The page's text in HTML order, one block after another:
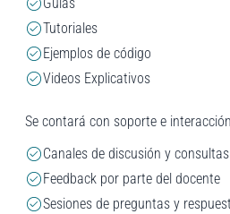
Guías
Tutoriales
Ejemplos de código
Videos Explicativos
Se contará con soporte e
Canales de discusión y consultas
Feedback por parte del docente
Sesiones de preguntas y